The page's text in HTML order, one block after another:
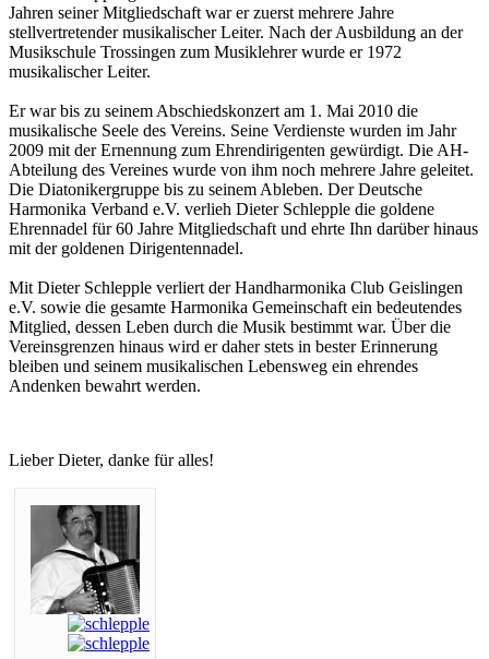
Jahren seiner Mitgliedschaft war er zuerst mehrere Jahre
stellvertretender musikalischer Leiter. Nach der Ausbildung an der
Musikschule Trossingen zum Musiklehrer wurde er 1972
musikalischer Leiter.
Er war bis zu seinem Abschiedskonzert am 1. Mai 2010 die
musikalische Seele des Vereins. Seine Verdienste wurden im Jahr
2009 mit der Ernennung zum Ehrendirigenten gewürdigt. Die AH-
Abteilung des Vereines wurde von ihm noch mehrere Jahre geleitet.
Die Diatonikergruppe bis zu seinem Ableben. Der Deutsche
Harmonika Verband e.V. verlieh Dieter Schlepple die goldene
Ehrennadel für 60 Jahre Mitgliedschaft und ehrte Ihn darüber hinaus
mit der goldenen Dirigentennadel.
Mit Dieter Schlepple verliert der Handharmonika Club Geislingen
e.V. sowie die gesamte Harmonika Gemeinschaft ein bedeutendes
Mitglied, dessen Leben durch die Musik bestimmt war. Über die
Vereinsgrenzen hinaus wird er daher stets in bester Erinnerung
bleiben und seinem musikalischen Lebensweg ein ehrendes
Andenken bewahrt werden.
Lieber Dieter, danke für alles!